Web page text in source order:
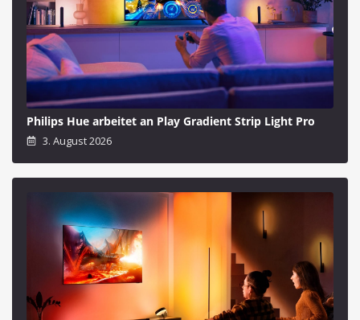
Philips Hue arbeitet an Play Gradient Strip Light Pro
3. August 2026